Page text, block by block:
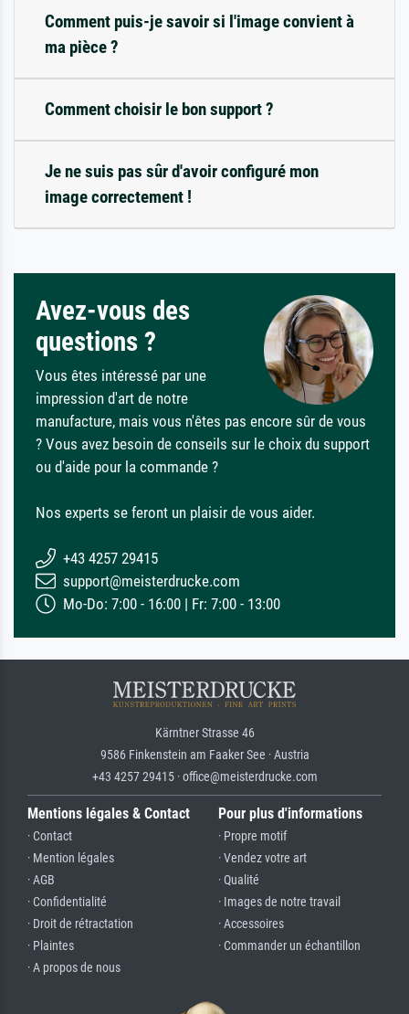
Comment puis-je savoir si l'image convient à
ma pièce ?
Comment choisir le bon support ?
Je ne suis pas sûr d'avoir configuré mon
image correctement !
Avez-vous des
questions ?
Vous êtes intéressé par une
impression d'art de notre
manufacture, mais vous n'êtes pas encore sûr de vous
? Vous avez besoin de conseils sur le choix du support
ou d'aide pour la commande ?
Nos experts se feront un plaisir de vous aider.
+43 4257 29415
support@meisterdrucke.com
Mo-Do: 7:00 - 16:00 | Fr: 7:00 - 13:00
Kärntner Strasse 46
9586 Finkenstein am Faaker See · Austria
+43 4257 29415 · office@meisterdrucke.com
Mentions légales & Contact
· Contact
· Mention légales
· AGB
· Confidentialité
· Droit de rétractation
· Plaintes
· A propos de nous
Pour plus d'informations
· Propre motif
· Vendez votre art
· Qualité
· Images de notre travail
· Accessoires
· Commander un échantillon